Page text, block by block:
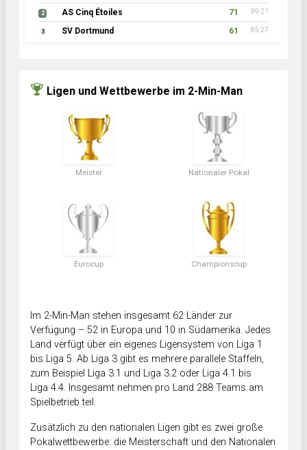
2 AS Cinq Étoiles 71 99:21
3 SV Dortmund 61 85:27
Ligen und Wettbewerbe im 2-Min-Man
Meister Nationaler Pokal
Eurocup Championscup
Im 2-Min-Man stehen insgesamt 62 Länder zur
Verfügung – 52 in Europa und 10 in Südamerika. Jedes
Land verfügt über ein eigenes Ligensystem von Liga 1
bis Liga 5. Ab Liga 3 gibt es mehrere parallele Staffeln,
zum Beispiel Liga 3.1 und Liga 3.2 oder Liga 4.1 bis
Liga 4.4. Insgesamt nehmen pro Land 288 Teams am
Spielbetrieb teil.
Zusätzlich zu den nationalen Ligen gibt es zwei große
Pokalwettbewerbe: die Meisterschaft und den Nationalen